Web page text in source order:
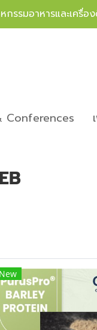
กรรมอาหารและเครื่
Conferences
New